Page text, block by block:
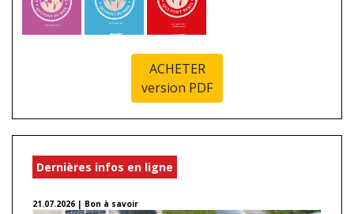
ACHETER
version PDF
Dernières infos en ligne
21.07.2026 | Bon à savoir